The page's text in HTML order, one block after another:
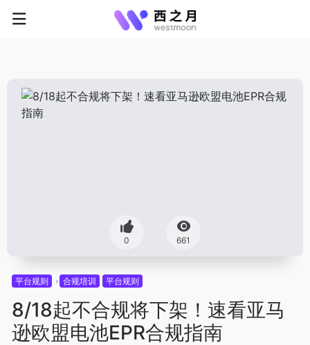
0 661
平台规则 合规培训 平台规则
8/18起不合规将下架！速看亚马
逊欧盟电池EPR合规指南